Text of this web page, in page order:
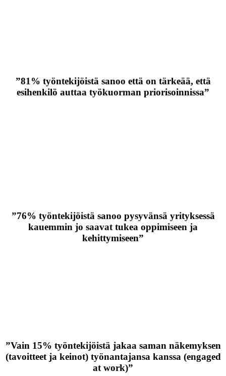
”81% työntekijöistä sanoo että on tärkeää, että
esihenkilö auttaa työkuorman priorisoinnissa”
”76% työntekijöistä sanoo pysyvänsä yrityksessä
kauemmin jo saavat tukea oppimiseen ja
kehittymiseen”
”Vain 15% työntekijöistä jakaa saman näkemyksen
(tavoitteet ja keinot) työnantajansa kanssa (engaged
at work)”